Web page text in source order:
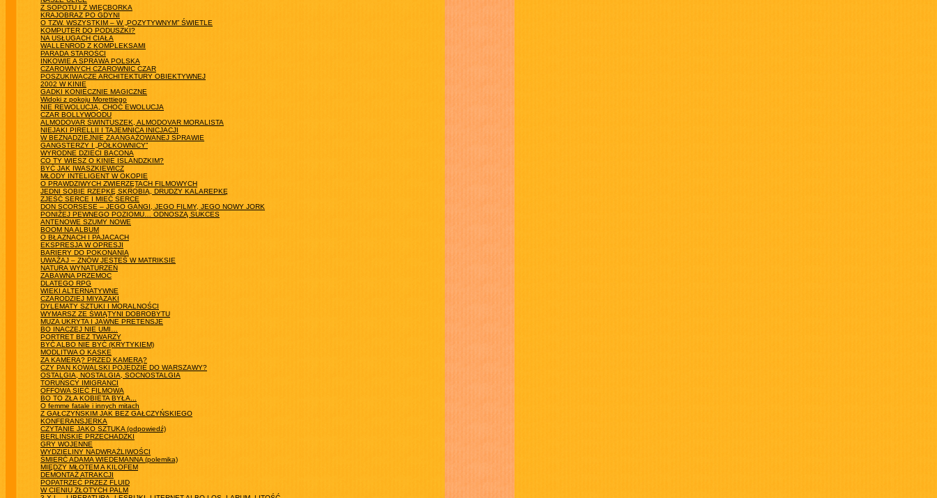
Z SOPOTU I Z WIĘCBORKA
KRAJOBRAZ PO GDYNI
O TZW. WSZYSTKIM – W „POZYTYWNYM” ŚWIETLE
KOMPUTER DO PODUSZKI?
NA USŁUGACH CIAŁA
WALLENROD Z KOMPLEKSAMI
PARADA STAROŚCI
INKOWIE A SPRAWA POLSKA
CZAROWNYCH CZAROWNIC CZAR
POSZUKIWACZE ARCHITEKTURY OBIEKTYWNEJ
2002 W KINIE
GADKI KONIECZNIE MAGICZNE
Widoki z pokoju Morettiego
NIE REWOLUCJA, CHOĆ EWOLUCJA
CZAR BOLLYWOODU
ALMODOVAR ŚWINTUSZEK, ALMODOVAR MORALISTA
NIEJAKI PIRELLII I TAJEMNICA INICJACJI
W BEZNADZIEJNIE ZAANGAŻOWANEJ SPRAWIE
GANGSTERZY I „PÓŁKOWNICY”
WYRODNE DZIECI BACONA
CO TY WIESZ O KINIE ISLANDZKIM?
BYĆ JAK IWASZKIEWICZ
MŁODY INTELIGENT W OKOPIE
O PRAWDZIWYCH ZWIERZĘTACH FILMOWYCH
JEDNI SOBIE RZEPKĘ SKROBIĄ, DRUDZY KALAREPKĘ
ZJEŚĆ SERCE I MIEĆ SERCE
DON SCORSESE – JEGO GANGI, JEGO FILMY, JEGO NOWY JORK
PONIŻEJ PEWNEGO POZIOMU… ODNOSZĄ SUKCES
ANTENOWE SZUMY NOWE
BOOM NA ALBUM
O BŁAZNACH I PAJACACH
EKSPRESJA W OPRESJI
BARIERY DO POKONANIA
UWAŻAJ – ZNÓW JESTEŚ W MATRIKSIE
NATURA WYNATURZEŃ
ZABAWNA PRZEMOC
DLATEGO RPG
WIEKI ALTERNATYWNE
CZARODZIEJ MIYAZAKI
DYLEMATY SZTUKI I MORALNOŚCI
WYMARSZ ZE ŚWIĄTYNI DOBROBYTU
MUZA UKRYTA I JAWNE PRETENSJE
BO INACZEJ NIE UMI…
PORTRET BEZ TWARZY
BYĆ ALBO NIE BYĆ (KRYTYKIEM)
MODLITWA O KASKE
ZA KAMERĄ? PRZED KAMERĄ?
CZY PAN KOWALSKI POJEDZIE DO WARSZAWY?
OSTALGIA, NOSTALGIA, SOCNOSTALGIA
TORUŃSCY IMIGRANCI
OFFOWA SIEĆ FILMOWA
BO TO ZŁA KOBIETA BYŁA...
O femme fatale i innych mitach
Z GAŁCZYŃSKIM JAK BEZ GAŁCZYŃSKIEGO
KONFERANSJERKA
CZYTANIE JAKO SZTUKA (odpowiedź)
BERLIŃSKIE PRZECHADZKI
GRY WOJENNE
WYDZIELINY NADWRAŻLIWOŚCI
ŚMIERĆ ADAMA WIEDEMANNA (polemika)
MIĘDZY MŁOTEM A KILOFEM
DEMONTAŻ ATRAKCJI
POPATRZEĆ PRZEZ FLUID
W CIENIU ZŁOTYCH PALM